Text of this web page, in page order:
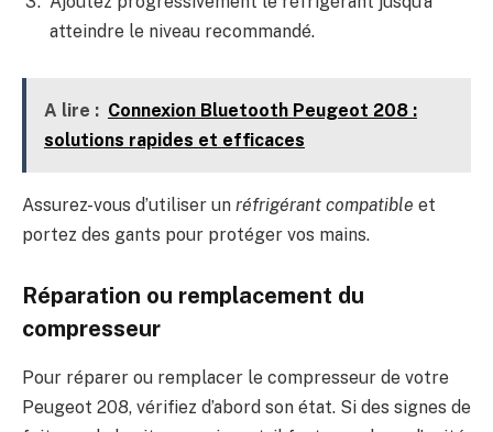
atteindre le niveau recommandé.
A lire : Connexion Bluetooth Peugeot 208 :
solutions rapides et efficaces
Assurez-vous d’utiliser un réfrigérant compatible et
portez des gants pour protéger vos mains.
Réparation ou remplacement du
compresseur
Pour réparer ou remplacer le compresseur de votre
Peugeot 208, vérifiez d’abord son état. Si des signes de